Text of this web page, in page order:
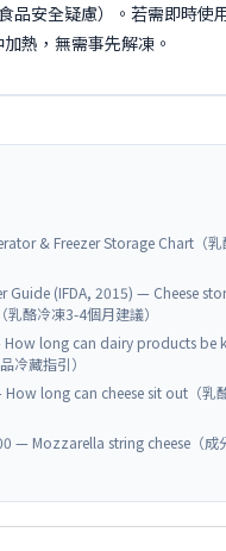
品安全疑慮）。若需即時使
熱，無需事先解凍。
& Freezer Storage Chart（
Guide (IFDA, 2015) — Cheese
酪冷凍3-4個月建議）
How long can dairy products be
冷藏指引）
How long can cheese sit out（乳
— Mozzarella string cheese（成